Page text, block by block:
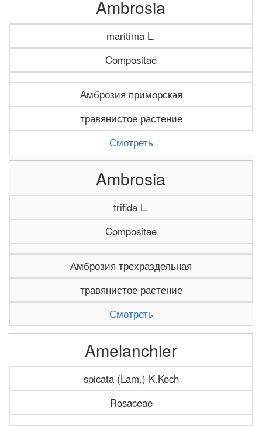
Ambrosia
maritima L.
Compositae
Амброзия приморская
травянистое растение
Смотреть
Ambrosia
trifida L.
Compositae
Амброзия трехраздельная
травянистое растение
Смотреть
Amelanchier
spicata (Lam.) K.Koch
Rosaceae